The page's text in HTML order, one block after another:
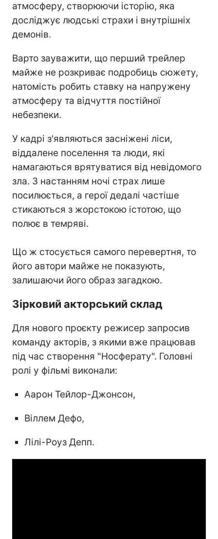
атмосферу, створюючи історію, яка
досліджує людські страхи і внутрішніх
демонів.
Варто зауважити, що перший трейлер
майже не розкриває подробиць сюжету,
натомість робить ставку на напружену
атмосферу та відчуття постійної
небезпеки.
У кадрі з'являються засніжені ліси,
віддалене поселення та люди, які
намагаються врятуватися від невідомого
зла. З настанням ночі страх лише
посилюється, а герої дедалі частіше
стикаються з жорстокою істотою, що
полює в темряві.
Що ж стосується самого перевертня, то
його автори майже не показують,
залишаючи його образ загадкою.
Зірковий акторський склад
Для нового проєкту режисер запросив
команду акторів, з якими вже працював
під час створення "Носферату". Головні
ролі у фільмі виконали:
Аарон Тейлор-Джонсон,
Віллем Дефо,
Лілі-Роуз Депп.